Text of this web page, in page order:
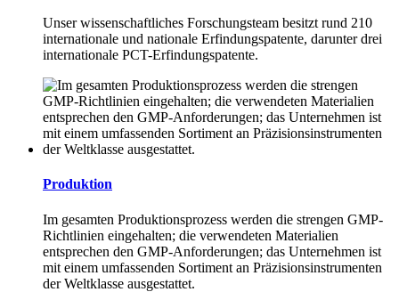
Unser wissenschaftliches Forschungsteam besitzt rund 210
internationale und nationale Erfindungspatente, darunter drei
internationale PCT-Erfindungspatente.
Produktion
Im gesamten Produktionsprozess werden die strengen GMP-
Richtlinien eingehalten; die verwendeten Materialien
entsprechen den GMP-Anforderungen; das Unternehmen ist
mit einem umfassenden Sortiment an Präzisionsinstrumenten
der Weltklasse ausgestattet.